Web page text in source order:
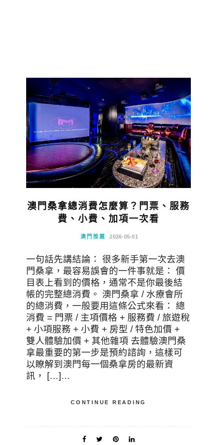
澳門桑拿總消費怎麼算？門票、服務
費、小費、加項一次看
澳門推薦 2026-05-01
一句話先講結論： 很多新手第一次去澳
門桑拿，最容易誤會的一件事就是： 價
目表上看到的價格，通常不是你最後結
帳的完整總消費。 澳門桑拿 / 水療會所
的總消費，一般要用這條公式來看： 總
消費 = 門票 / 主項價格 + 服務費 / 旅遊稅
+ 小項服務 + 小費 + 房型 / 特色加價 +
雙人體驗加價 + 其他雜項 去體驗澳門桑
拿最重要的第一步是預約諮詢，這樣可
以瞭解到澳門每一個桑拿房的最新資
訊， […]…
CONTINUE READING